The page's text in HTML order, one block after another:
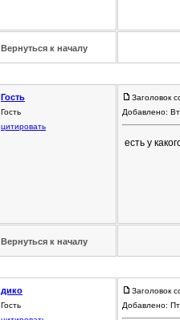
Вернуться к началу
Гость
Гость
цитировать
Заголовок
Добавлено:
есть у
Вернуться к началу
дико
Гость
Заголовок
Добавлено: